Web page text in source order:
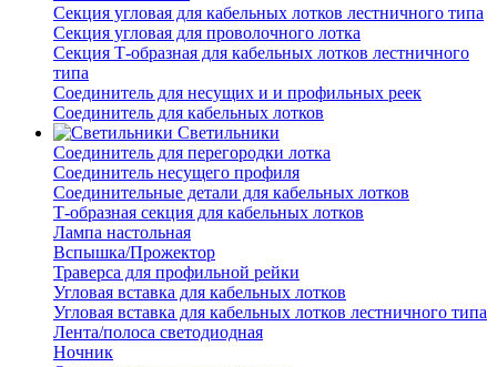
Секция угловая для кабельных лотков лестничного типа
Секция угловая для проволочного лотка
Секция Т-образная для кабельных лотков лестничного
типа
Соединитель для несущих и и профильных реек
Соединитель для кабельных лотков
Светильники
Соединитель для перегородки лотка
Соединитель несущего профиля
Соединительные детали для кабельных лотков
Т-образная секция для кабельных лотков
Лампа настольная
Вспышка/Прожектор
Траверса для профильной рейки
Угловая вставка для кабельных лотков
Угловая вставка для кабельных лотков лестничного типа
Лента/полоса светодиодная
Ночник